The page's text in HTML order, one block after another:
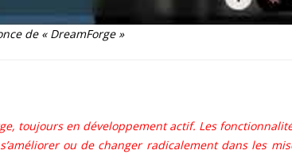
de « DreamForge »
toujours en développement actif. Les
ou de changer radicalement dans les